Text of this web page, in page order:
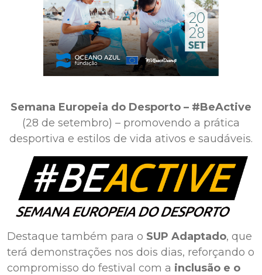
Semana Europeia do Desporto – #BeActive
(28 de setembro) – promovendo a prática
desportiva e estilos de vida ativos e saudáveis.
Destaque também para o SUP Adaptado, que
terá demonstrações nos dois dias, reforçando o
compromisso do festival com a inclusão e o